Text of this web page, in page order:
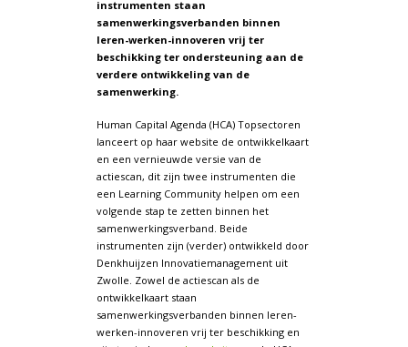
instrumenten staan
samenwerkingsverbanden binnen
leren-werken-innoveren vrij ter
beschikking ter ondersteuning aan de
verdere ontwikkeling van de
samenwerking.
Human Capital Agenda (HCA) Topsectoren
lanceert op haar website de ontwikkelkaart
en een vernieuwde versie van de
actiescan, dit zijn twee instrumenten die
een Learning Community helpen om een
volgende stap te zetten binnen het
samenwerkingsverband. Beide
instrumenten zijn (verder) ontwikkeld door
Denkhuijzen Innovatiemanagement uit
Zwolle. Zowel de actiescan als de
ontwikkelkaart staan
samenwerkingsverbanden binnen leren-
werken-innoveren vrij ter beschikking en